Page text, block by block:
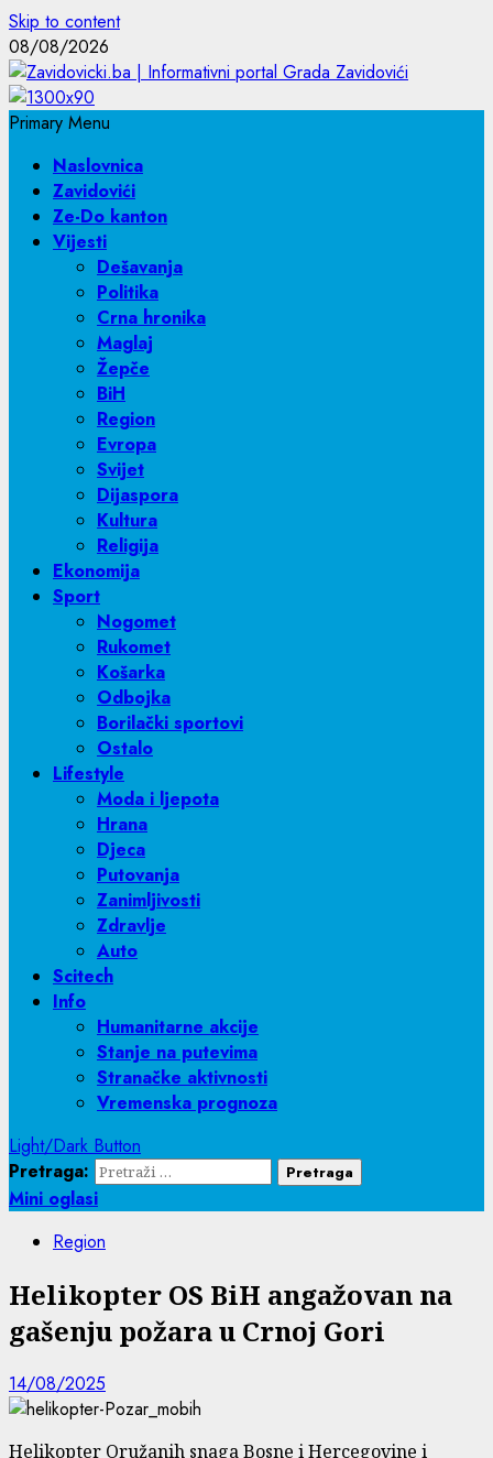
Skip to content
08/08/2026
Primary Menu
Naslovnica
Zavidovići
Ze-Do kanton
Vijesti
Dešavanja
Politika
Crna hronika
Maglaj
Žepče
BiH
Region
Evropa
Svijet
Dijaspora
Kultura
Religija
Ekonomija
Sport
Nogomet
Rukomet
Košarka
Odbojka
Borilački sportovi
Ostalo
Lifestyle
Moda i ljepota
Hrana
Djeca
Putovanja
Zanimljivosti
Zdravlje
Auto
Scitech
Info
Humanitarne akcije
Stanje na putevima
Stranačke aktivnosti
Vremenska prognoza
Light/Dark Button
Pretraga:
Mini oglasi
Region
Helikopter OS BiH angažovan na
gašenju požara u Crnoj Gori
14/08/2025
Helikopter Oružanih snaga Bosne i Hercegovine i